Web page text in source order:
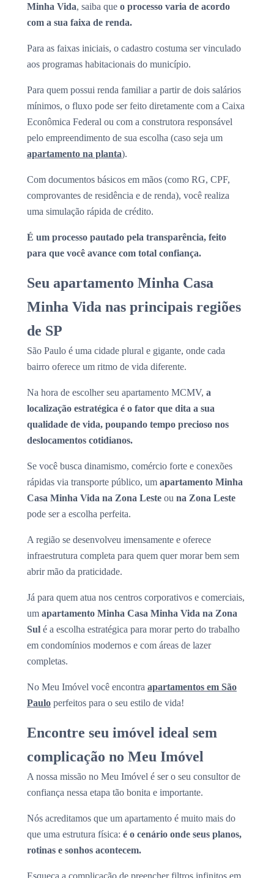
Minha Vida, saiba que o processo varia de acordo
com a sua faixa de renda.
Para as faixas iniciais, o cadastro costuma ser vinculado
aos programas habitacionais do município.
Para quem possui renda familiar a partir de dois salários
mínimos, o fluxo pode ser feito diretamente com a Caixa
Econômica Federal ou com a construtora responsável
pelo empreendimento de sua escolha (caso seja um
apartamento na planta).
Com documentos básicos em mãos (como RG, CPF,
comprovantes de residência e de renda), você realiza
uma simulação rápida de crédito.
É um processo pautado pela transparência, feito
para que você avance com total confiança.
Seu apartamento Minha Casa
Minha Vida nas principais regiões
de SP
São Paulo é uma cidade plural e gigante, onde cada
bairro oferece um ritmo de vida diferente.
Na hora de escolher seu apartamento MCMV, a
localização estratégica é o fator que dita a sua
qualidade de vida, poupando tempo precioso nos
deslocamentos cotidianos.
Se você busca dinamismo, comércio forte e conexões
rápidas via transporte público, um apartamento Minha
Casa Minha Vida na Zona Leste ou na Zona Leste
pode ser a escolha perfeita.
A região se desenvolveu imensamente e oferece
infraestrutura completa para quem quer morar bem sem
abrir mão da praticidade.
Já para quem atua nos centros corporativos e comerciais,
um apartamento Minha Casa Minha Vida na Zona
Sul é a escolha estratégica para morar perto do trabalho
em condomínios modernos e com áreas de lazer
completas.
No Meu Imóvel você encontra apartamentos em São
Paulo perfeitos para o seu estilo de vida!
Encontre seu imóvel ideal sem
complicação no Meu Imóvel
A nossa missão no Meu Imóvel é ser o seu consultor de
confiança nessa etapa tão bonita e importante.
Nós acreditamos que um apartamento é muito mais do
que uma estrutura física: é o cenário onde seus planos,
rotinas e sonhos acontecem.
Esqueça a complicação de preencher filtros infinitos em